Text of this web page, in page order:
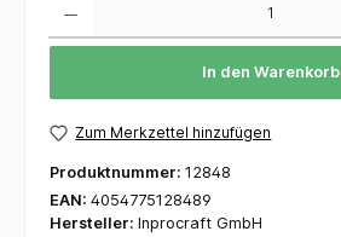
In den Warenkorb
Zum Merkzettel hinzufügen
Produktnummer: 12848
EAN: 4054775128489
Hersteller: Inprocraft GmbH